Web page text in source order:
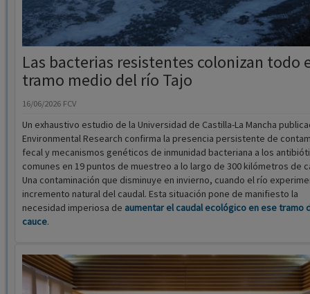
Las bacterias resistentes colonizan todo
tramo medio del río Tajo
Un exhaustivo estudio de la Universidad de Castilla-La Mancha
Environmental Research confirma la presencia persistente de
fecal y mecanismos genéticos de inmunidad bacteriana a los
Una contaminación que disminuye en invierno, cuando el río
incremento natural del caudal. Esta situación pone de manifiesto la
necesidad imperiosa deaumentar el caudal ecológico en ese tramo
cauce.